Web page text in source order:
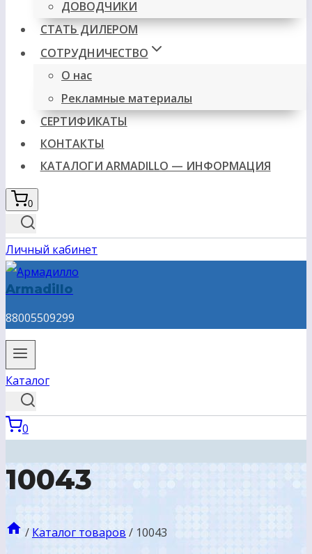
ДОВОДЧИКИ
СТАТЬ ДИЛЕРОМ
СОТРУДНИЧЕСТВО
О нас
Рекламные материалы
СЕРТИФИКАТЫ
КОНТАКТЫ
КАТАЛОГИ ARMADILLO — ИНФОРМАЦИЯ
0
Личный кабинет
Armadillo
88005509299
Каталог
0
10043
/ Каталог товаров / 10043